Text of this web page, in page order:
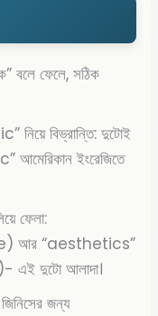
বলে ফেলে, সঠিক
বিভ্রান্তি: দুটোই
আমেরিকান ইংরেজিতে
ফেলা:
আর “aesthetics”
এই দুটো আলাদা।
জন্য